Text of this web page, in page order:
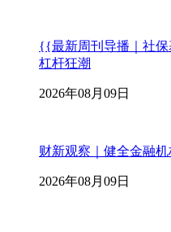
{{最新周刊导播｜社保
杠杆狂潮
2026年08月09日
财新观察｜健全金融
2026年08月09日